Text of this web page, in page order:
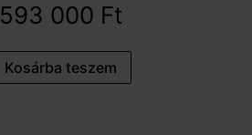
593 000 Ft
Kosárba teszem